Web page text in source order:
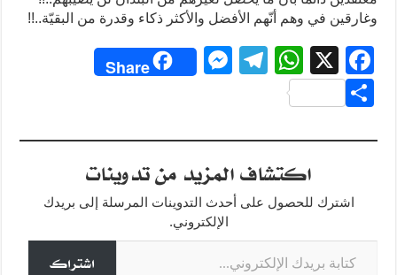
وغارقين في وهم أنّهم الأفضل والأكثر ذكاء وقدرة من البقيّة..!!
F
a
c
e
o
k
X
W
s
A
p
T
gr
a
m
M
e
n
g
er
Share
ar
اكتشاف المزيد من تدوينات
اشترك للحصول على أحدث التدوينات المرسلة إلى بريدك
الإلكتروني.
كتابة بريدك الإلكتروني...
اشتراك